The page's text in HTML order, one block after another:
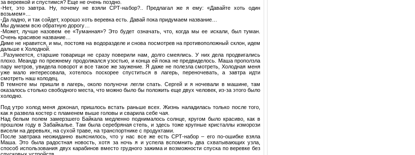
за веревкой и спустимся? Еще не очень поздно.
-Нет, это завтра. Ну, почему не взяли СРТ-набор?.. Предлагал же я ему: «Давайте хоть один
возьмем»…
-Да ладно, и так сойдет, хорошо хоть веревка есть. Давай пока придумаем название…
Мы думаем всю обратную дорогу…
-Может, лучше назовем ее «Туманная»? Это будет означать, что, когда мы ее искали, был туман.
Очень красивое название…
Диме не нравится, и мы, постояв на водоразделе и снова посмотрев на противоположный склон, идем
дальше к Холодной.
..Разумеется, старшие товарищи не сразу поверили нам, долго смеялись. У них дела продвигались
плохо. Меандр по прежнему продолжался узостью, и конца ей пока не предвиделось. Маша проползла
пару метров, увидела поворот и все такое же заужение. Я даже не полезла смотреть, Холодная меня
уже мало интересовала, хотелось поскорее спуститься в лагерь, переночевать, а завтра идти
смотреть наш колодец.
В темноте мы пришли в лагерь, около полуночи легли спать. Сергей и я ночевали в машине, там
оказалось столько свободного места, что можно было бы положить еще двух человек, из-за этого было
холодно.
Под утро холод меня доконал, пришлось встать раньше всех. Жизнь наладилась только после того,
как я развела костер с пламенем выше головы и сварила себе чая.
Над белым полем замерзшего Байкала медленно поднималось солнце, кругом было красиво, как в
прошлом году в Забайкалье. Там была серебряная степь, и здесь тоже крупные кристаллы изморози
висели на деревьях, на сухой траве, на транспортнике с продуктами.
После завтрака неожиданно выяснилось, что у нас все же есть СРТ-набор – его по-ошибке взяла
Маша. Это была радостная новость, хотя за ночь я и успела вспомнить два схватывающих узла,
способ использования двух карабинов вместо грудного зажима и возможности спуска по веревке без